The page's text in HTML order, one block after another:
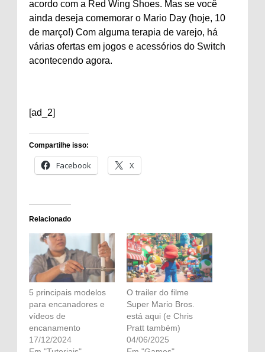
acordo com a Red Wing Shoes. Mas se você
ainda deseja comemorar o Mario Day (hoje, 10
de março!) Com alguma terapia de varejo, há
várias ofertas em jogos e acessórios do Switch
acontecendo agora.
[ad_2]
Compartilhe isso:
Facebook X
Relacionado
5 principais modelos
para encanadores e
vídeos de
encanamento
17/12/2024
O trailer do filme
Super Mario Bros.
está aqui (e Chris
Pratt também)
04/06/2025